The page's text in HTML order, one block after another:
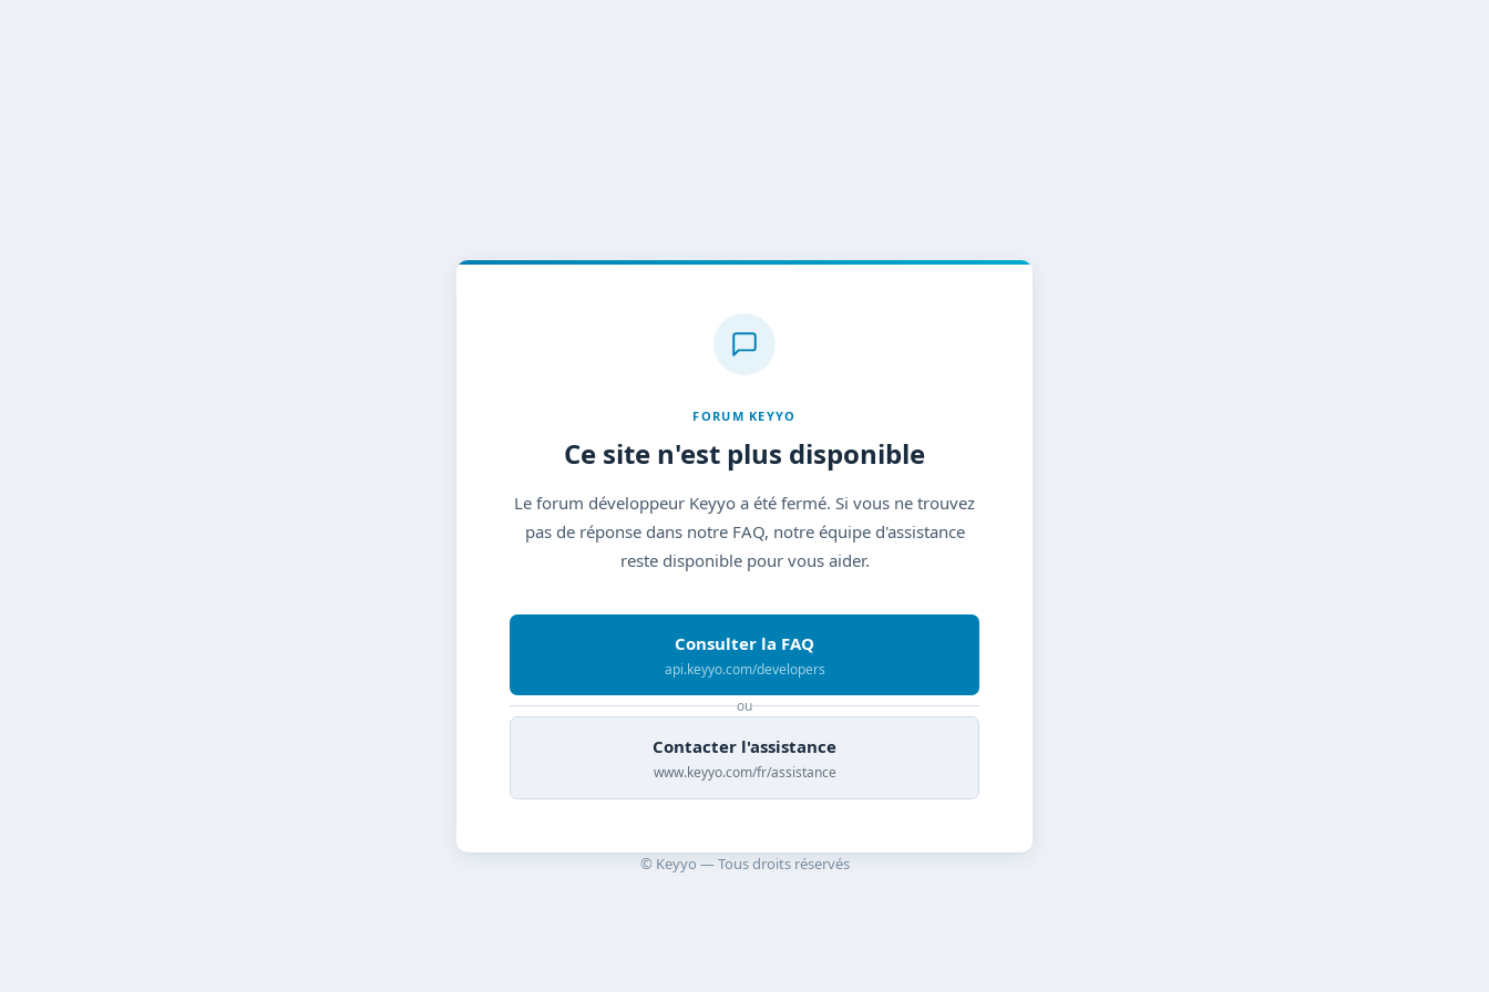
FORUM KEYYO
Ce site n'est plus disponible
Le forum développeur Keyyo a été fermé. Si vous ne trouvez
pas de réponse dans notre FAQ, notre équipe d'assistance
reste disponible pour vous aider.
Consulter la FAQ
api.keyyo.com/developers
ou
Contacter l'assistance
www.keyyo.com/fr/assistance
© Keyyo — Tous droits réservés